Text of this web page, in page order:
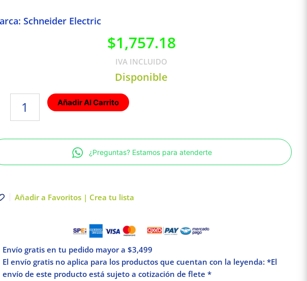
Schneider Electric
$1,757.18
IVA INCLUIDO
Disponible
Añadir Al Carrito
¿Preguntas? Estamos para atenderte
Añadir a Favoritos | Crea tu lista
Envío gratis en tu pedido mayor a $3,499
El envío gratis no aplica para los productos que cuentan con la leyenda: *El
envío de este producto está sujeto a cotización de flete *